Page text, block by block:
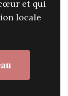
et qui
locale